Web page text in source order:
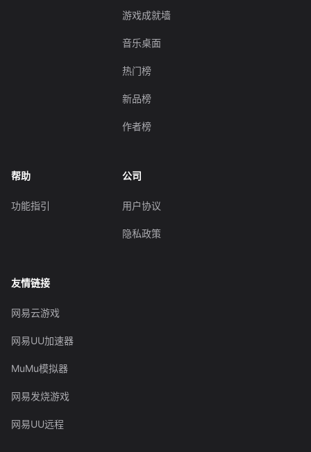
游戏成就墙
音乐桌面
热门榜
新品榜
作者榜
帮助
功能指引
公司
用户协议
隐私政策
友情链接
网易云游戏
网易UU加速器
MuMu模拟器
网易发烧游戏
网易UU远程